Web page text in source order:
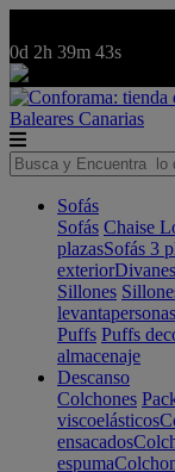
0d 2h 39m 43s
Baleares Canarias
Sofás
Sofás Chaise
plazasSofás 3
exteriorDivanes
Sillones
levantapersonas
Puffs Puffs
almacenaje
Descanso
Colchones
viscoelásticos
ensacados
espuma